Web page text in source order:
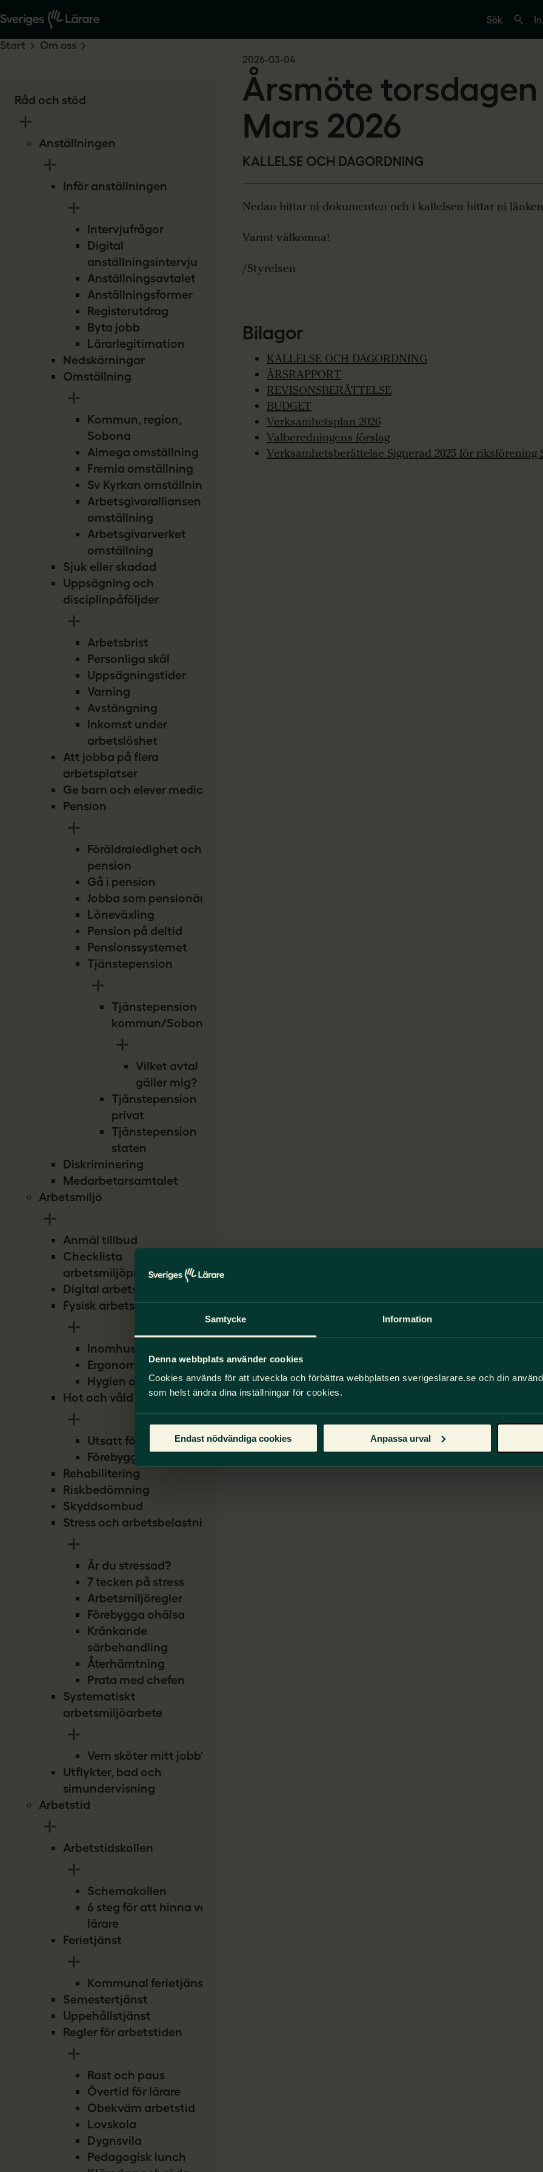
Samtycke Information
Denna webbplats använder cookies
Cookies används för att utveckla och förbättra webbplatsen sverigeslarare.se och din
som helst ändra dina inställningar för cookies.
Endast nödvändiga cookies Anpassa urval
ö
p
r
i
g
.
Råd och stöd
Anställningen
Inför anställningen
Intervjufrågor
Digital
anställningsintervju
Anställningsavtalet
Anställningsformer
Registerutdrag
Byta jobb
Lärarlegitimation
Nedskärningar
Omställning
Kommun, region,
Sobona
Almega omställning
Fremia omställning
Sv Kyrkan omställning
Arbetsgivaralliansen
omställning
Arbetsgivarverket
omställning
Sjuk eller skadad
Uppsägning och
disciplinpåföljder
Arbetsbrist
Personliga skäl
Uppsägningstider
Varning
Avstängning
Inkomst under
arbetslöshet
Att jobba på flera
arbetsplatser
Ge barn och elever medicin
Pension
Föräldraledighet och
pension
Gå i pension
Jobba som pensionär
Löneväxling
Pension på deltid
Pensionssystemet
Tjänstepension
Tjänstepension
kommun/Sobona
Vilket avtal
gäller mig?
Tjänstepension
privat
Tjänstepension
staten
Diskriminering
Medarbetarsamtalet
Arbetsmiljö
Anmäl tillbud
Checklista
arbetsmiljöproblem
Digital arbetsmiljö
Fysisk arbetsmiljö
Inomhusmiljö
Ergonomi
Hygien och smitta
Hot och våld
Utsatt för hot
Förebygg hot
Rehabilitering
Riskbedömning
Skyddsombud
Stress och arbetsbelastning
Är du stressad?
7 tecken på stress
Arbetsmiljöregler
Förebygga ohälsa
Kränkande
särbehandling
Återhämtning
Prata med chefen
Systematiskt
arbetsmiljöarbete
Vem sköter mitt jobb?
Utflykter, bad och
simundervisning
Arbetstid
Arbetstidskollen
Schemakollen
6 steg för att hinna vara
lärare
Ferietjänst
Kommunal ferietjänst
Semestertjänst
Uppehållstjänst
Regler för arbetstiden
Rast och paus
Övertid för lärare
Obekväm arbetstid
Lovskola
Dygnsvila
Pedagogisk lunch
Start Om oss
2026-03-04
Årsmöte torsdagen
Mars 2026
KALLELSE OCH DAGORDNING
Nedan hittar ni dokumenten och i kallelsen hittar ni
Varmt välkomna!
/Styrelsen
Bilagor
KALLELSE OCH DAGORDNING
ÅRSRAPPORT
REVISONSBERÄTTELSE
BUDGET
Verksamhetsplan 2026
Valberedningens förslag
Verksamhetsberättelse Signerad 2025 för riksförening